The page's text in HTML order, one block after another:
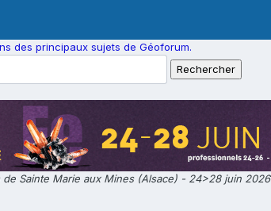
des principaux sujets de Géoforum.
Sainte Marie aux Mines (Alsace) - 24>28 juin 2026